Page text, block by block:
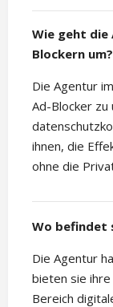
Wie geht die
Blockern um?
Die Agentur
Ad-Blocker zu
ihnen, die
ohne die
Wo befindet
Die Agentur
bieten sie
Bereich